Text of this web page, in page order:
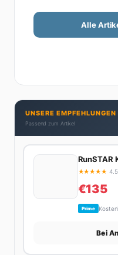
Finanzthemen so
versteht – ohne
Tipps zum
Privatleben unter
bekennende Kaffee-
Minimum),
Wochenenden am
Alle
UNSERE EMPFEHLUNGEN
Passend zum Artikel
RunSTAR
★★★★★
€135
Prime
Bei